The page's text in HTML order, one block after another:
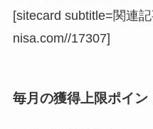
[sitecard subtitle=関連
nisa.com//17307]
毎月の獲得上限ポイン